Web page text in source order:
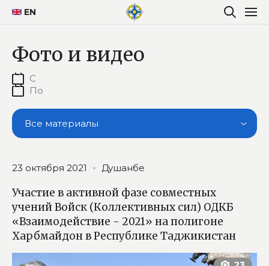
EN
Фото и видео
Все материалы
23 октября 2021 Душанбе
Участие в активной фазе​ совместных
учений Войск (Коллективных сил) ОДКБ
«Взаимодействие - 2021» на полигоне
Харбмайдон в Республике Таджикистан